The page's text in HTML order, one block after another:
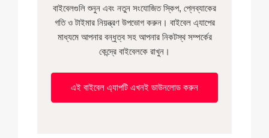
বাইবেলগুলি শুনুন এবং নতুন সংযোজিত ‍স্কিপ, প্লেব্যাকের
গতি ও টাইমার নিয়ন্ত্রণ উপভোগ করুন। বাইবেল এ্যাপের
মাধ্যমে আপনার বন্ধুত্ব সহ আপনার নিকটস্থ সম্পর্কের
কেন্দ্রে বাইবেলকে রাখুন।
এই বাইবেল এ্যাপটি এখনই ডাউনলোড করুন